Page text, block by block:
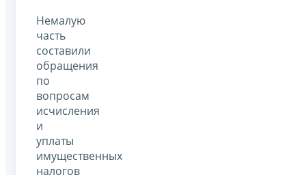
Немалую
часть
составили
обращения
по
вопросам
исчисления
и
уплаты
имущественных
налогов